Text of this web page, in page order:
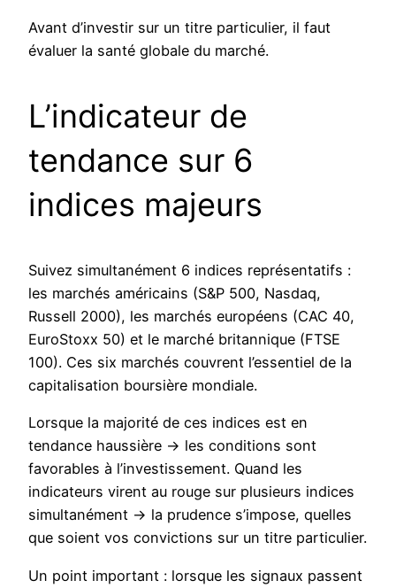
Avant d’investir sur un titre particulier, il faut
évaluer la santé globale du marché.
L’indicateur de
tendance sur 6
indices majeurs
Suivez simultanément 6 indices représentatifs :
les marchés américains (S&P 500, Nasdaq,
Russell 2000), les marchés européens (CAC 40,
EuroStoxx 50) et le marché britannique (FTSE
100). Ces six marchés couvrent l’essentiel de la
capitalisation boursière mondiale.
Lorsque la majorité de ces indices est en
tendance haussière → les conditions sont
favorables à l’investissement. Quand les
indicateurs virent au rouge sur plusieurs indices
simultanément → la prudence s’impose, quelles
que soient vos convictions sur un titre particulier.
Un point important : lorsque les signaux passent